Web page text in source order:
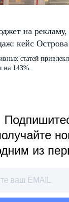
на
кейс
статей
на 143%.
из